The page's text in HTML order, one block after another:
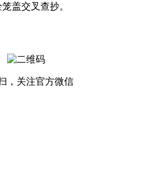
笼盖交叉查抄。
，关注官方微信